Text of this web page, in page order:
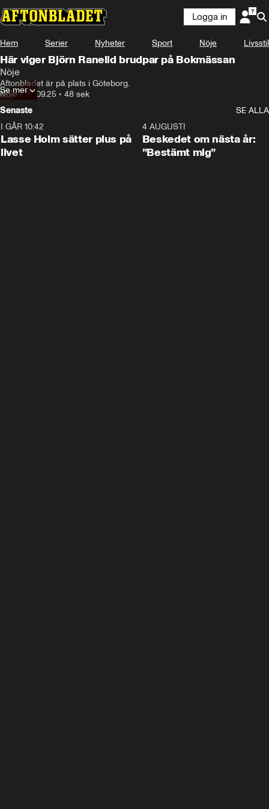
Logga in
Hem Serier Nyheter Sport Nöje Livsstil
Här viger Björn Ranelid brudpar på Bokmässan
Nöje
Aftonbladet är på plats i Göteborg.
Nöje•26.09.25 • 48 sek
Se mer
Senaste
SE ALLA
I GÅR 10:42
Lasse Holm sätter plus på
livet
4 AUGUSTI
Beskedet om nästa år:
”Bestämt mig”